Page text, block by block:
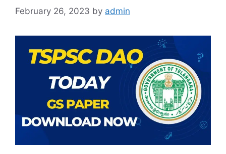
February 26, 2023 by admin